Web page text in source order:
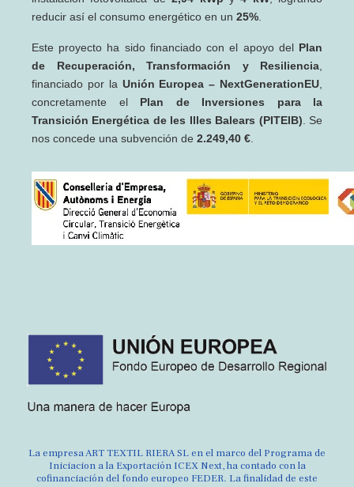
reducir así el consumo energético en un 25%
Este proyecto ha sido financiado con el apoyo del Plan
de Recuperación, Transformación y Resiliencia
financiado por la Unión Europea – NextGenerationEU
concretamente el Plan de Inversiones para la
Transición Energética de les Illes Balears (PITEIB) . Se
nos concede una subvención de 2.249,40 €
La empresa ART TEXTIL RIERA SL en el marco del Programa de
Iniciacion a la Exportación ICEX Next, ha contado con la
cofinanciación del fondo europeo FEDER. La finalidad de este